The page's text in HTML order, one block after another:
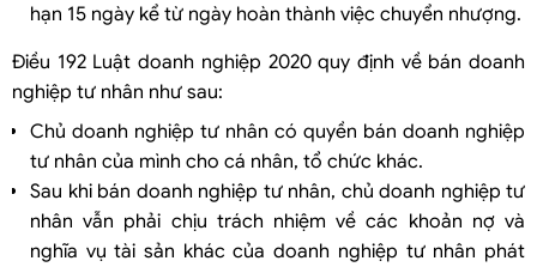
hạn 15 ngày kể từ ngày hoàn thành việc chuyển nhượng.
Điều 192 Luật doanh nghiệp 2020 quy định về bán doanh
nghiệp tư nhân như sau:
Chủ doanh nghiệp tư nhân có quyền bán doanh nghiệp
tư nhân của mình cho cá nhân, tổ chức khác.
Sau khi bán doanh nghiệp tư nhân, chủ doanh nghiệp tư
nhân vẫn phải chịu trách nhiệm về các khoản nợ và
nghĩa vụ tài sản khác của doanh nghiệp tư nhân phát